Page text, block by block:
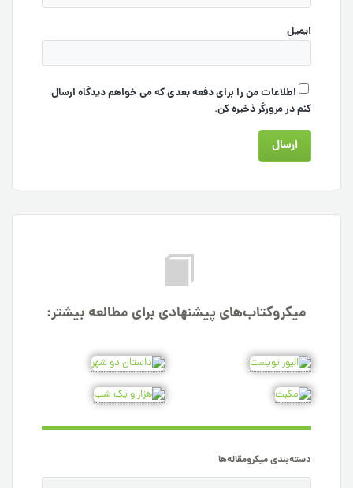
ایمیل
اطلاعات من را برای دفعه بعدی که می خواهم دیدگاه ارسال
کنم در مرورگر ذخیره کن.
میکروکتاب‌های پیشنهادی برای مطالعه بیشتر:
دسته‌بندی میکرومقاله‌ها